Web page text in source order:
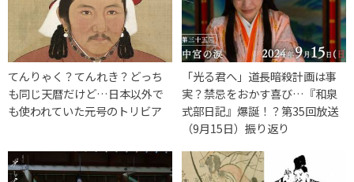
てんりゃく？てんれき？どっち
も同じ天暦だけど…日本以外で
も使われていた元号のトリビア
「光る君へ」道長暗殺計画は事
実？禁忌をおかす喜び…『和泉
式部日記』爆誕！？第35回放送
（9月15日）振り返り